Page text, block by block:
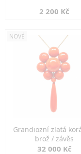
2 200 Kč
NOVÉ
Grandiozní zlatá
brož / závěs
32 000 Kč